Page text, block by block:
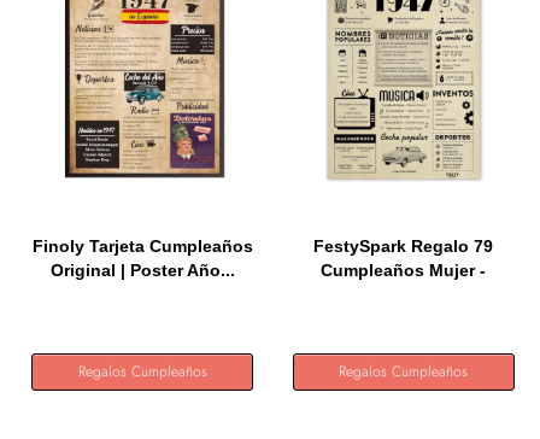
Finoly Tarjeta Cumpleaños
Original | Poster Año...
Regalos Cumpleaños
FestySpark Regalo 79
Cumpleaños Mujer -
Regalos Cumpleaños